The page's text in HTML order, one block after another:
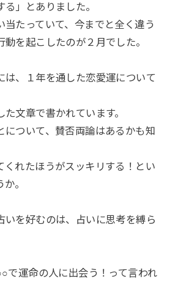
」とありました。
当たっていて、今までと全く違う
を起こしたのが２月でした。
は、１年を通した恋愛運について
文章で書かれています。
について、賛否両論はあるかも知
くれたほうがスッキリする！とい
。
いを好むのは、占いに思考を縛ら
で運命の人に出会う！って言われ